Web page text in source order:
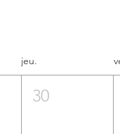
jeu.
30